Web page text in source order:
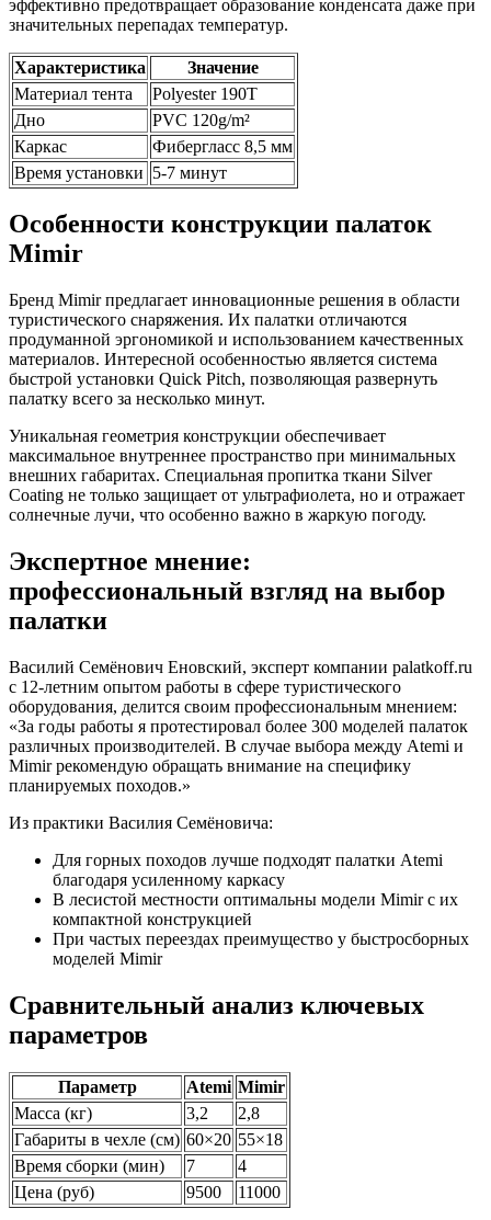
эффективно предотвращает образование конденсата даже при
значительных перепадах температур.
Характеристика
Значение
Материал тента
Polyester 190T
Дно
PVC 120g/m²
Каркас
Фибергласс 8,5 мм
Время установки 5-7 минут
Особенности конструкции палаток
Mimir
Бренд Mimir предлагает инновационные решения в области
туристического снаряжения. Их палатки отличаются
продуманной эргономикой и использованием качественных
материалов. Интересной особенностью является система
быстрой установки Quick Pitch, позволяющая развернуть
палатку всего за несколько минут.
Уникальная геометрия конструкции обеспечивает
максимальное внутреннее пространство при минимальных
внешних габаритах. Специальная пропитка ткани Silver
Coating не только защищает от ультрафиолета, но и отражает
солнечные лучи, что особенно важно в жаркую погоду.
Экспертное мнение:
профессиональный взгляд на выбор
палатки
Василий Семёнович Еновский, эксперт компании palatkoff.ru
с 12-летним опытом работы в сфере туристического
оборудования, делится своим профессиональным мнением:
«За годы работы я протестировал более 300 моделей палаток
различных производителей. В случае выбора между Atemi и
Mimir рекомендую обращать внимание на специфику
планируемых походов.»
Из практики Василия Семёновича:
Для горных походов лучше подходят палатки Atemi
благодаря усиленному каркасу
В лесистой местности оптимальны модели Mimir с их
компактной конструкцией
При частых переездах преимущество у быстросборных
моделей Mimir
Сравнительный анализ ключевых
параметров
Параметр Atemi Mimir
Масса (кг)
3,2
2,8
Габариты в чехле (см) 60×20 55×18
Время сборки (мин)
7
4
Цена (руб)
9500 11000